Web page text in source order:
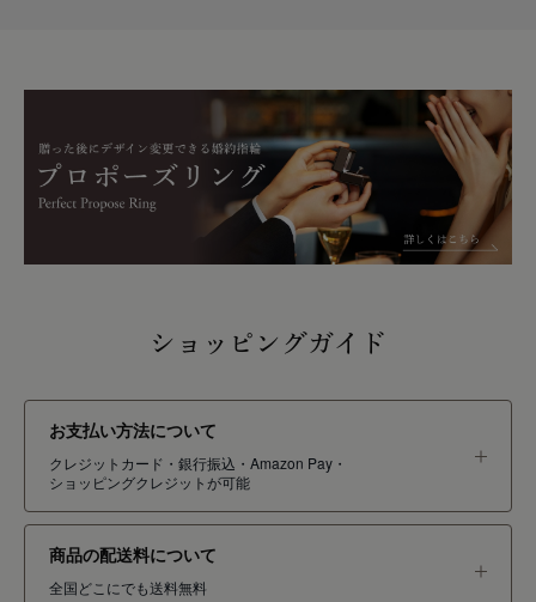
ショッピングガイド
お支払い方法について
クレジットカード・銀行振込・Amazon Pay・
ショッピングクレジットが可能
商品の配送料について
全国どこにでも送料無料